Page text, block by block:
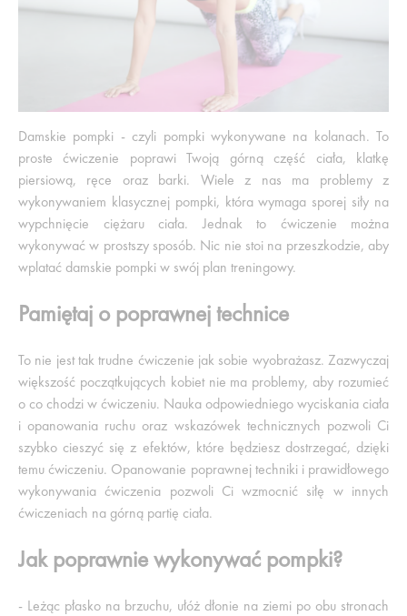
Damskie pompki - czyli pompki wykonywane na kolanach. To
proste ćwiczenie poprawi Twoją górną część ciała, klatkę
piersiową, ręce oraz barki. Wiele z nas ma problemy z
wykonywaniem klasycznej pompki, która wymaga sporej siły na
wypchnięcie ciężaru ciała. Jednak to ćwiczenie można
wykonywać w prostszy sposób. Nic nie stoi na przeszkodzie, aby
wplatać damskie pompki w swój plan treningowy.
Pamiętaj o poprawnej technice
To nie jest tak trudne ćwiczenie jak sobie wyobrażasz. Zazwyczaj
większość początkujących kobiet nie ma problemy, aby rozumieć
o co chodzi w ćwiczeniu. Nauka odpowiedniego wyciskania ciała
i opanowania ruchu oraz wskazówek technicznych pozwoli Ci
szybko cieszyć się z efektów, które będziesz dostrzegać, dzięki
temu ćwiczeniu. Opanowanie poprawnej techniki i prawidłowego
wykonywania ćwiczenia pozwoli Ci wzmocnić siłę w innych
ćwiczeniach na górną partię ciała.
Jak poprawnie wykonywać pompki?
- Leżąc płasko na brzuchu, ułóż dłonie na ziemi po obu stronach